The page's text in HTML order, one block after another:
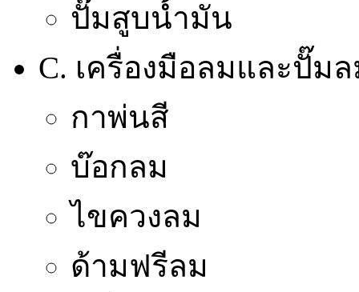
ปั๊มสูบน้ำมัน
C. เครื่องมือลมและปั๊ม
กาพ่นสี
บ๊อกลม
ไขควงลม
ด้ามฟรีลม